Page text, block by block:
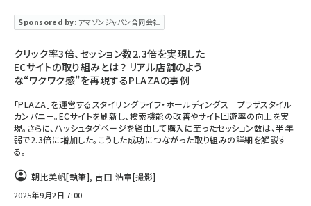
Sponsored by: アマゾンジャパン合同会社
クリック率3倍、セッション数2.3倍を実現した
ECサイトの取り組みとは？ リアル店舗のよう
な“ワクワク感”を再現するPLAZAの事例
「PLAZA」を運営するスタイリングライフ・ホールディングス プラザスタイル
カンパニー。ECサイトを刷新し、検索機能の改善やサイト回遊率の向上を実
現。さらに、ハッシュタグページを経由して購入に至ったセッション数は、半年
弱で2.3倍に増加した。こうした成功につながった取り組みの詳細を解説す
る。
朝比美帆[執筆],吉田 浩章[撮影]
2025年9月2日 7:00